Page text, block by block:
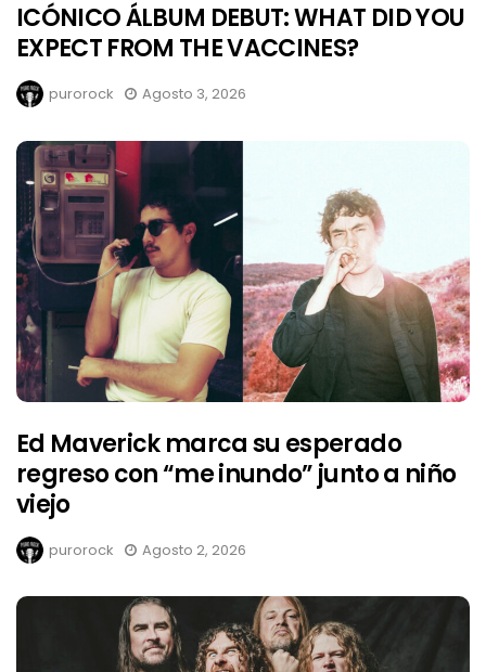
ICÓNICO ÁLBUM DEBUT: WHAT DID YOU
EXPECT FROM THE VACCINES?
purorock Agosto 3, 2026
Ed Maverick marca su esperado
regreso con “me inundo” junto a niño
viejo
purorock Agosto 2, 2026